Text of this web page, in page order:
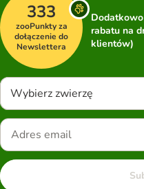
333
zooPunkty za
dołączenie do
Newslettera
rabatu na
klientów)
Wybierz zwierzę